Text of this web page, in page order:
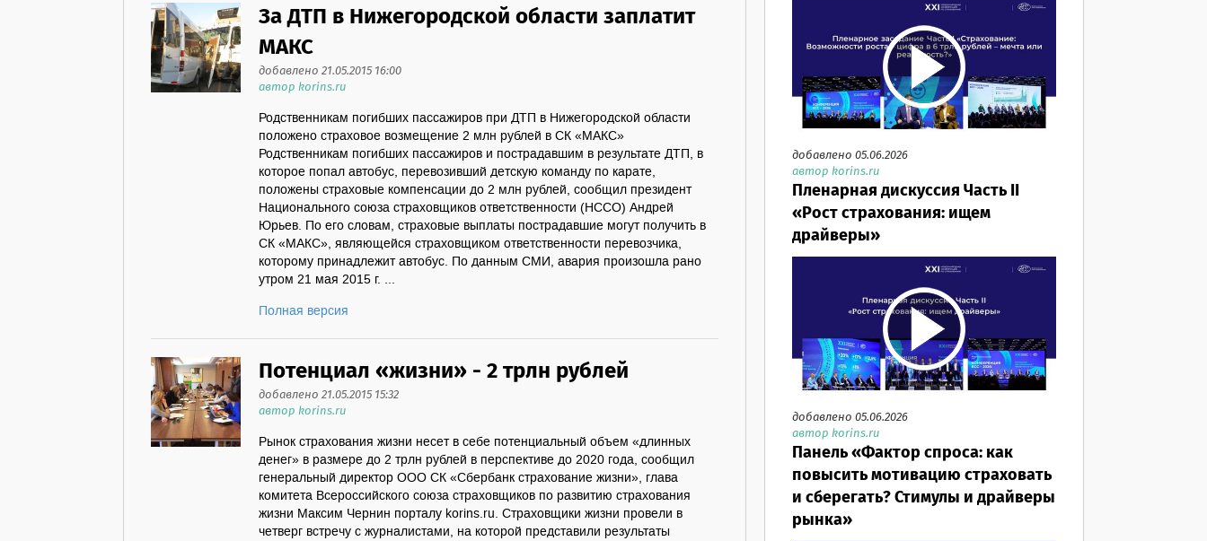
За ДТП в Нижегородской области заплатит
МАКС
добавлено 21.05.2015 16:00
автор korins.ru
Родственникам погибших пассажиров при ДТП в Нижегородской области
положено страховое возмещение 2 млн рублей в СК «МАКС»
Родственникам погибших пассажиров и пострадавшим в результате ДТП, в
которое попал автобус, перевозивший детскую команду по карате,
положены страховые компенсации до 2 млн рублей, сообщил президент
Национального союза страховщиков ответственности (НССО) Андрей
Юрьев. По его словам, страховые выплаты пострадавшие могут получить в
СК «МАКС», являющейся страховщиком ответственности перевозчика,
которому принадлежит автобус. По данным СМИ, авария произошла рано
утром 21 мая 2015 г. ...
Полная версия
Потенциал «жизни» - 2 трлн рублей
добавлено 21.05.2015 15:32
автор korins.ru
Рынок страхования жизни несет в себе потенциальный объем «длинных
денег» в размере до 2 трлн рублей в перспективе до 2020 года, сообщил
генеральный директор ООО СК «Сбербанк страхование жизни», глава
комитета Всероссийского союза страховщиков по развитию страхования
жизни Максим Чернин порталу korins.ru. Страховщики жизни провели в
четверг встречу с журналистами, на которой представили результаты
добавлено 05.06.2026
автор korins.ru
Пленарная дискуссия Часть II
«Рост страхования: ищем
драйверы»
добавлено 05.06.2026
автор korins.ru
Панель «Фактор спроса: как
повысить мотивацию страховать
и сберегать? Стимулы и драйверы
рынка»